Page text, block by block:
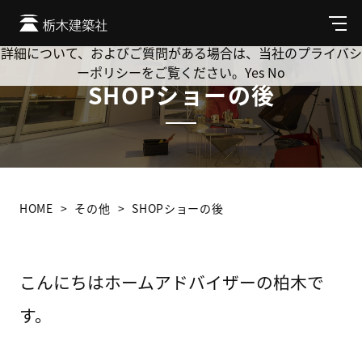
メ
ニ
ュ
SHOPショーの後
HOME その他 SHOPショーの後
こんにちはホームアドバイザーの柏木で
す。
Cookie を使用して、お客様の活動を追跡してもよろしいです
か? 当社ではお客様のプライバシーを極めて重視しています。
詳細について、およびご質問がある場合は、当社のプライバシ
ーポリシーをご覧ください。 Yes No